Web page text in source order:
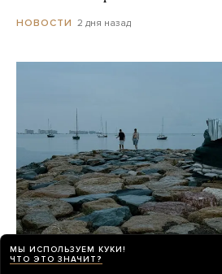
НОВОСТИ 2 дня назад
МЫ ИСПОЛЬЗУЕМ КУКИ!
ЧТО ЭТО ЗНАЧИТ?